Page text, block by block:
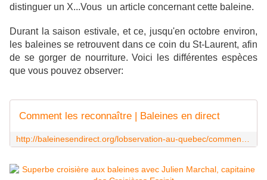
distinguer un X...Vous un article concernant cette baleine.
Durant la saison estivale, et ce, jusqu'en octobre environ,
les baleines se retrouvent dans ce coin du St-Laurent, afin
de se gorger de nourriture. Voici les différentes espèces
que vous pouvez observer:
Comment les reconnaître | Baleines en direct